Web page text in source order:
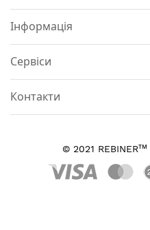
Інформація
Сервіси
Контакти
© 2021 REBINERтм